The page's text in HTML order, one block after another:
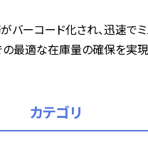
バーコード化され、迅速で
最適な在庫量の確保を実現
カテゴリ